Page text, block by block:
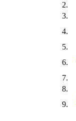
2.
3.
4.
5.
6.
7.
8.
9.